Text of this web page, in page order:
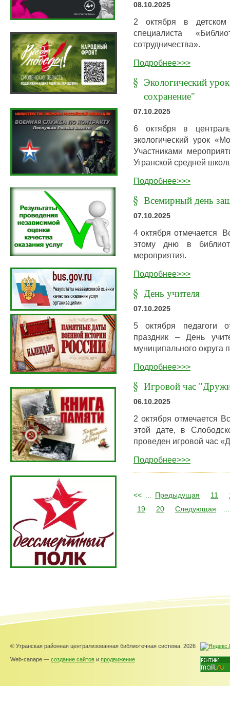
08.10.2025
2 октября в
специалиста
сотрудничества».
Подробнее>>>
Экологический
сохранение"
07.10.2025
6 октября в
экологический урок
Участниками
Угранской средней
Подробнее>>>
Всемирный день
07.10.2025
4 октября отмечается
этому дню в
мероприятия.
Подробнее>>>
День учителя
07.10.2025
5 октября педагоги
праздник – День
муниципального
Подробнее>>>
Игровой час
06.10.2025
2 октября отмечается
этой дате, в
проведен игровой час
Подробнее>>>
<< Предыдущая 11
19
20 Следующая
© Угранская районная централизованная библиотечная система, 2026
Web-canape — создание сайтов и продвижение